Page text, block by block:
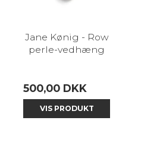
Jane Kønig - Row
perle-vedhæng
500,00 DKK
VIS PRODUKT